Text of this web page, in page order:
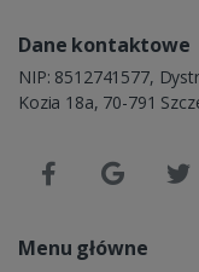
Dane kontaktowe
NIP: 8512741577,
Kozia 18a, 70-791
Menu główne